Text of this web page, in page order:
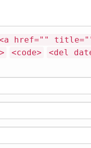
href=""
<code> <del